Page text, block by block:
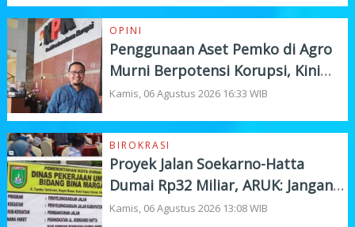
OPINI
Penggunaan Aset Pemko di Agro
Murni Berpotensi Korupsi, Kini
"Bola" Ada di APH
Kamis, 06 Agustus 2026 16:33 WIB
BIROKRASI
Proyek Jalan Soekarno-Hatta
Dumai Rp32 Miliar, ARUK: Jangan
Korbankan Kualitas Demi Kejar
Kamis, 06 Agustus 2026 13:08 WIB